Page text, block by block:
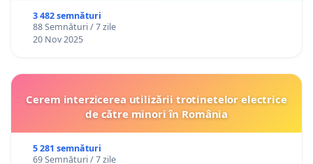
3 482 semnături
88 Semnături / 7 zile
20 Nov 2025
Cerem interzicerea utilizării trotinetelor electrice
de către minori în România
5 281 semnături
69 Semnături / 7 zile